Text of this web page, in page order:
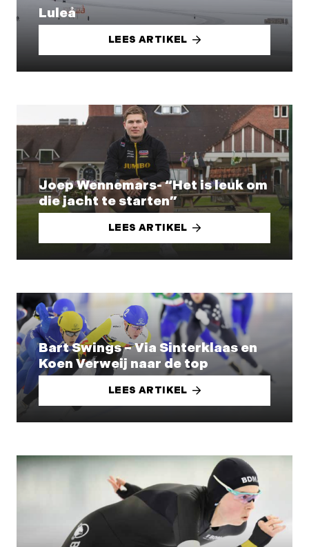
Luleå
LEES ARTIKEL
Joep Wennemars- “Het is leuk om
die jacht te starten”
LEES ARTIKEL
Bart Swings – Via Sinterklaas en
Koen Verweij naar de top
LEES ARTIKEL